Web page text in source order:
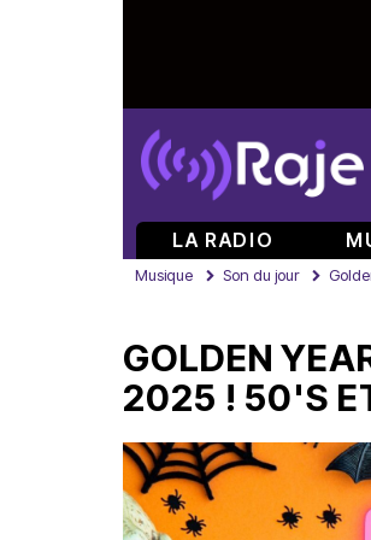
LA RADIO
Musique Son du jour
GOLDEN
2025 ! 50'S